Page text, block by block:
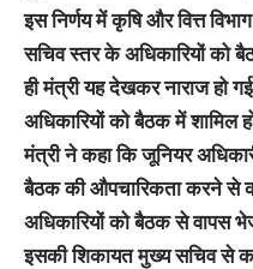
इस निर्णय में कृषि और वित्त
सचिव स्तर के अधिकारियों को
ही मंत्री यह देखकर नाराज हो
अधिकारियों को बैठक में शामिल
मंत्री ने कहा कि जूनियर
बैठक की औपचारिकता करने से
अधिकारियों को बैठक से वापस
इसकी शिकायत मुख्य सचिव से